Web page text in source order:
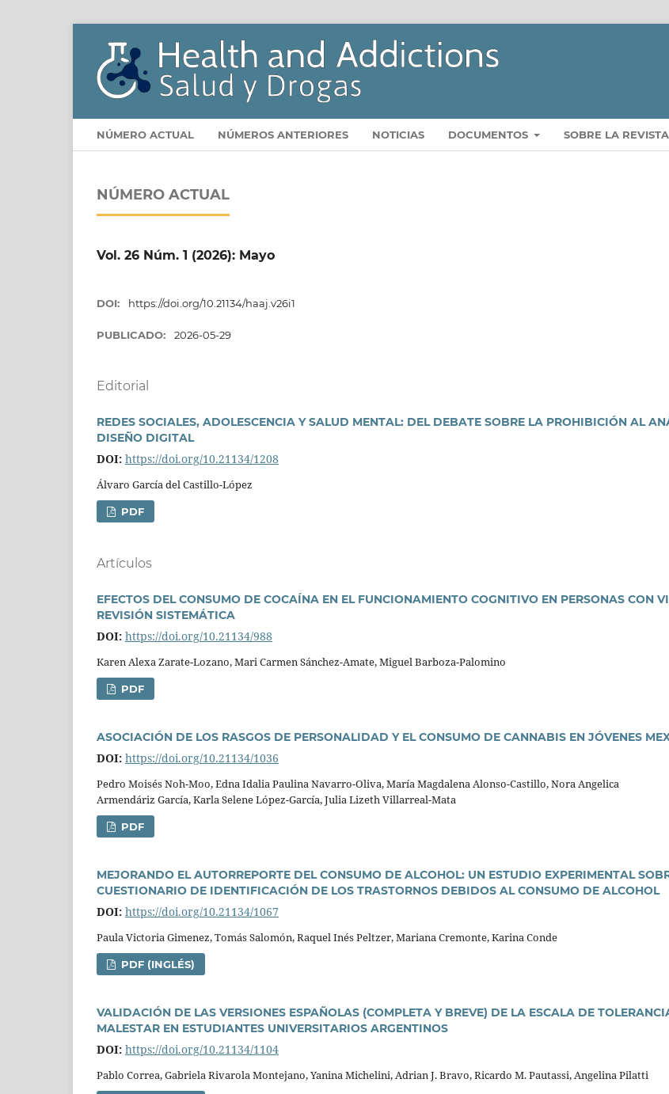
NÚMERO ACTUAL NÚMEROS ANTERIORES NOTICIAS DOCUMENTOS SOBRE LA REVISTA
NÚMERO ACTUAL
Vol. 26 Núm. 1 (2026): Mayo
DOI: https://doi.org/10.21134/haaj.v26i1
PUBLICADO: 2026-05-29
Editorial
REDES SOCIALES, ADOLESCENCIA Y SALUD MENTAL: DEL DEBATE SOBRE LA PROHIBICIÓN AL
DISEÑO DIGITAL
DOI: https://doi.org/10.21134/1208
Álvaro Garcí­a del Castillo-López
PDF
Artí­culos
EFECTOS DEL CONSUMO DE COCAÍNA EN EL FUNCIONAMIENTO COGNITIVO EN PERSONAS CON
REVISIÓN SISTEMÁTICA
DOI: https://doi.org/10.21134/988
Karen Alexa Zarate-Lozano, Mari Carmen Sánchez-Amate, Miguel Barboza-Palomino
PDF
ASOCIACIÓN DE LOS RASGOS DE PERSONALIDAD Y EL CONSUMO DE CANNABIS EN JÓVENES
DOI: https://doi.org/10.21134/1036
Pedro Moisés Noh-Moo, Edna Idalia Paulina Navarro-Oliva, Marí­a Magdalena Alonso-Castillo, Nora Angelica
Armendáriz Garcí­a, Karla Selene López-Garcí­a, Julia Lizeth Villarreal-Mata
PDF
MEJORANDO EL AUTORREPORTE DEL CONSUMO DE ALCOHOL: UN ESTUDIO EXPERIMENTAL
CUESTIONARIO DE IDENTIFICACIÓN DE LOS TRASTORNOS DEBIDOS AL CONSUMO DE ALCOHOL
DOI: https://doi.org/10.21134/1067
Paula Victoria Gimenez, Tomás Salomón, Raquel Inés Peltzer, Mariana Cremonte, Karina Conde
PDF (INGLÉS)
VALIDACIÓN DE LAS VERSIONES ESPAÑOLAS (COMPLETA Y BREVE) DE LA ESCALA DE
MALESTAR EN ESTUDIANTES UNIVERSITARIOS ARGENTINOS
DOI: https://doi.org/10.21134/1104
Pablo Correa, Gabriela Rivarola Montejano, Yanina Michelini, Adrian J. Bravo, Ricardo M. Pautassi, Angelina Pilatti